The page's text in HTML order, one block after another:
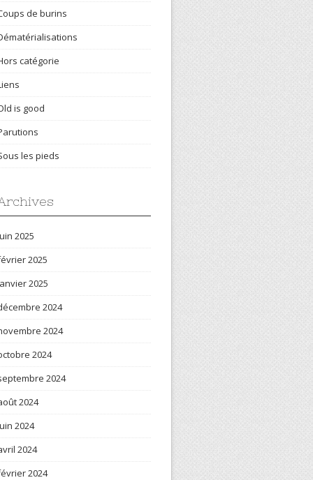
de burins
catégorie
is good
les pieds
2025
2025
2025
2024
2024
2024
2024
2024
2024
2024
2024